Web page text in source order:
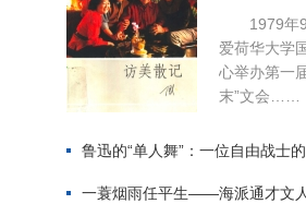
1979年
爱荷华大学
心举办第一
末”文会……
鲁迅的“单人舞”：一位自由战士
一蓑烟雨任平生——海派通才文